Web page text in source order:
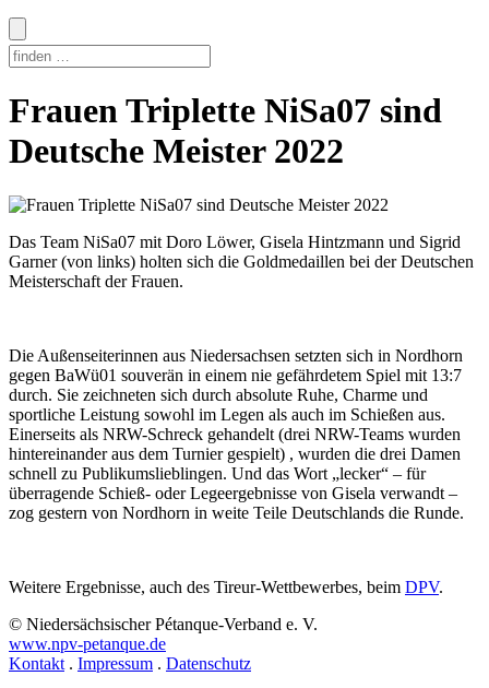
Skip
to
content
Frauen Triplette NiSa07 sind
Deutsche Meister 2022
Das Team NiSa07 mit Doro Löwer, Gisela Hintzmann und Sigrid
Garner (von links) holten sich die Goldmedaillen bei der Deutschen
Meisterschaft der Frauen.
Die Außenseiterinnen aus Niedersachsen setzten sich in Nordhorn
gegen BaWü01 souverän in einem nie gefährdetem Spiel mit 13:7
durch. Sie zeichneten sich durch absolute Ruhe, Charme und
sportliche Leistung sowohl im Legen als auch im Schießen aus.
Einerseits als NRW-Schreck gehandelt (drei NRW-Teams wurden
hintereinander aus dem Turnier gespielt) , wurden die drei Damen
schnell zu Publikumslieblingen. Und das Wort „lecker“ – für
überragende Schieß- oder Legeergebnisse von Gisela verwandt –
zog gestern von Nordhorn in weite Teile Deutschlands die Runde.
Weitere Ergebnisse, auch des Tireur-Wettbewerbes, beim DPV.
© Niedersächsischer Pétanque-Verband e. V.
www.npv-petanque.de
Kontakt . Impressum . Datenschutz